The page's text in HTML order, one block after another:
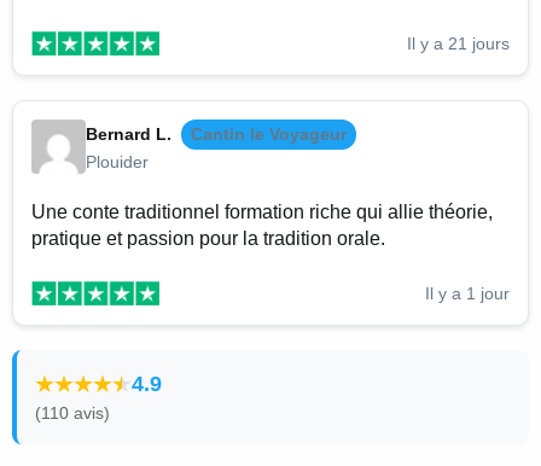
Il y a 21 jours
Bernard L.
Cantin le Voyageur
Plouider
Une conte traditionnel formation riche qui allie théorie,
pratique et passion pour la tradition orale.
Il y a 1 jour
4.9
(110 avis)